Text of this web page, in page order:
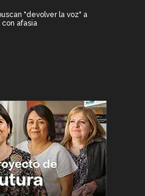
"devolver la voz" a
con afasia